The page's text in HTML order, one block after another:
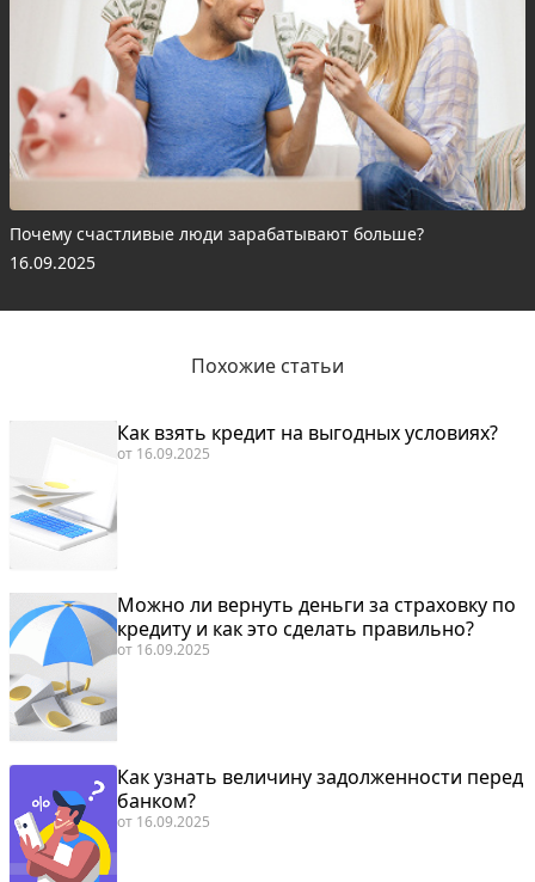
Почему счастливые люди зарабатывают больше?
16.09.2025
Похожие статьи
Как взять кредит на выгодных условиях?
от 16.09.2025
Можно ли вернуть деньги за страховку по
кредиту и как это сделать правильно?
от 16.09.2025
Как узнать величину задолженности перед
банком?
от 16.09.2025